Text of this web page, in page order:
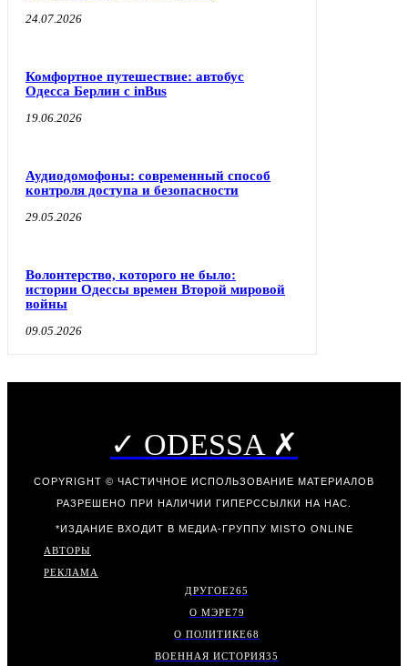
24.07.2026
Комфортное путешествие: автобус
Одесса Берлин с inBus
19.06.2026
Аудиодомофоны: современный способ
контроля доступа и безопасности
29.05.2026
Волонтерство, которого не было:
истории Одессы времен Второй мировой
войны
09.05.2026
✓ ODESSA ✗
COPYRIGHT © ЧАСТИЧНОЕ ИСПОЛЬЗОВАНИЕ МАТЕРИАЛОВ
РАЗРЕШЕНО ПРИ НАЛИЧИИ ГИПЕРССЫЛКИ НА НАС.
*ИЗДАНИЕ ВХОДИТ В МЕДИА-ГРУППУ MISTO ONLINE
АВТОРЫ
РЕКЛАМА
ДРУГОЕ265
О МЭРЕ79
О ПОЛИТИКЕ68
ВОЕННАЯ ИСТОРИЯ35